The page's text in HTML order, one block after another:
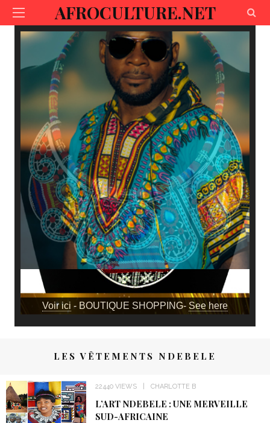
AFROCULTURE.NET
Voir ici - BOUTIQUE SHOPPING- See here
LES VÊTEMENTS NDEBELE
22440 VIEWS CHARLOTTE B
L’ART NDEBELE : UNE MERVEILLE
SUD-AFRICAINE